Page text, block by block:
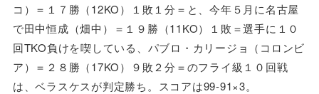
コ）＝１７勝（12KO）１敗１分＝と、今年５月に名古屋
で田中恒成（畑中）＝１９勝（11KO）１敗＝選手に１０
回TKO負けを喫している、パブロ・カリージョ（コロンビ
ア）＝２８勝（17KO）９敗２分＝のフライ級１０回戦
は、ベラスケスが判定勝ち。スコアは99-91×3。